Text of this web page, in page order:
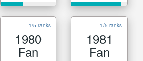
1/5 ranks
1980
Fan
1/5 ranks
1981
Fan